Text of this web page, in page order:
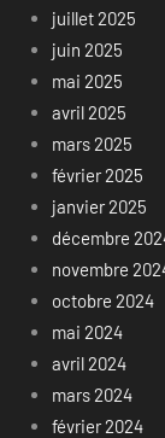
juillet 2025
juin 2025
mai 2025
avril 2025
mars 2025
février 2025
janvier 2025
décembre
novembre
octobre 2024
mai 2024
avril 2024
mars 2024
février 2024